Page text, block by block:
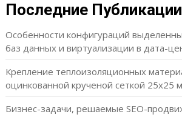
Последние Публикации
Особенности конфигураций
баз данных и виртуализации в дата-
Крепление теплоизоляционных
оцинкованной крученой сеткой 25х25
Бизнес-задачи, решаемые SEO-